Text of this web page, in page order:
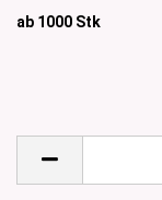
ab 1000 Stk